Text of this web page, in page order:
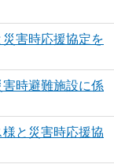
害時応援協定を
時避難施設に係
と災害時応援協